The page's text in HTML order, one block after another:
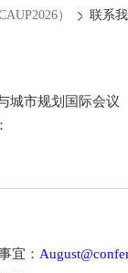
） 联系
城市规划国际会议
宜：